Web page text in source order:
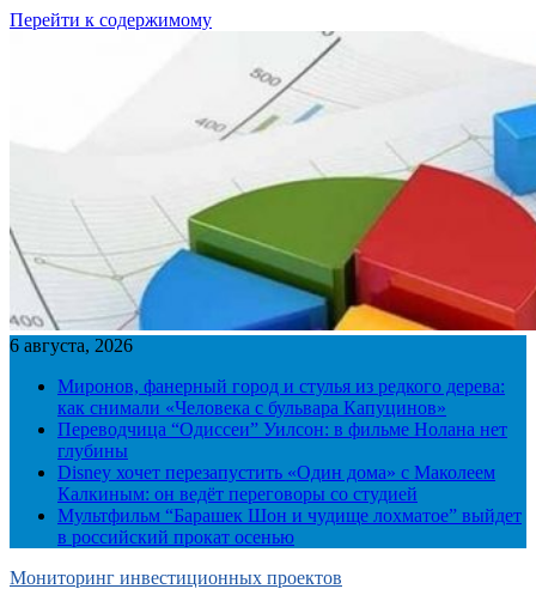
Перейти к содержимому
6 августа, 2026
Миронов, фанерный город и стулья из редкого дерева:
как снимали «Человека с бульвара Капуцинов»
Переводчица “Одиссеи” Уилсон: в фильме Нолана нет
глубины
Disney хочет перезапустить «Один дома» с Маколеем
Калкиным: он ведёт переговоры со студией
Мультфильм “Барашек Шон и чудище лохматое” выйдет
в российский прокат осенью
Мониторинг инвестиционных проектов